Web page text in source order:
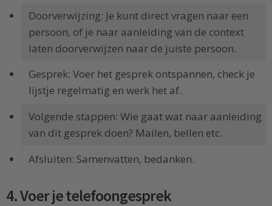
Doorverwijzing: Je kunt direct vragen naar een
persoon, of je naar aanleiding van de context
laten doorverwijzen naar de juiste persoon.
Gesprek: Voer het gesprek ontspannen, check je
lijstje regelmatig en werk het af.
Volgende stappen: Wie gaat wat naar aanleiding
van dit gesprek doen? Mailen, bellen etc.
Afsluiten: Samenvatten, bedanken.
4. Voer je telefoongesprek